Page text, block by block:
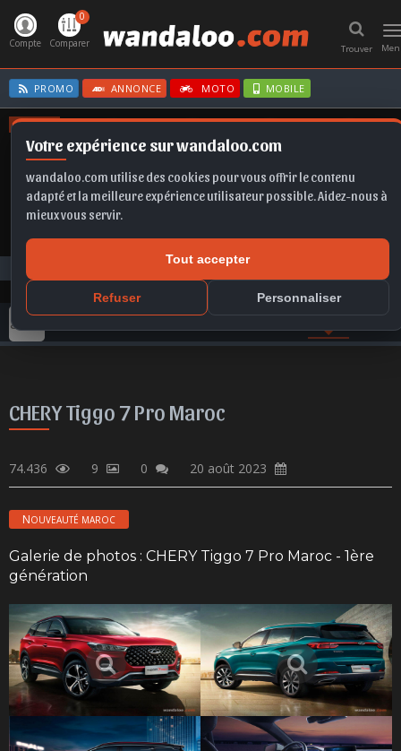
Votre expérience sur wandaloo.com
wandaloo.com utilise des cookies pour vous offrir le contenu
adapté et la meilleure expérience utilisateur possible. Aidez-nous à
mieux vous servir.
Tout accepter
Refuser Personnaliser
Trouver
Compte
0
Comparer
PROMO ANNONCE MOTO MOBILE
OFFRES
MOKKA FORMENTOR
Tiggo 7 Pro CHERY Tiggo 7 Pro Maroc
GAMME CHERY COMPARER VIDEO PHOTO ACTU
CHERY Tiggo 7 Pro Maroc
74.436 9 0 20 août 2023
NOUVEAUTÉ MAROC
Galerie de photos : CHERY Tiggo 7 Pro Maroc - 1ère
génération